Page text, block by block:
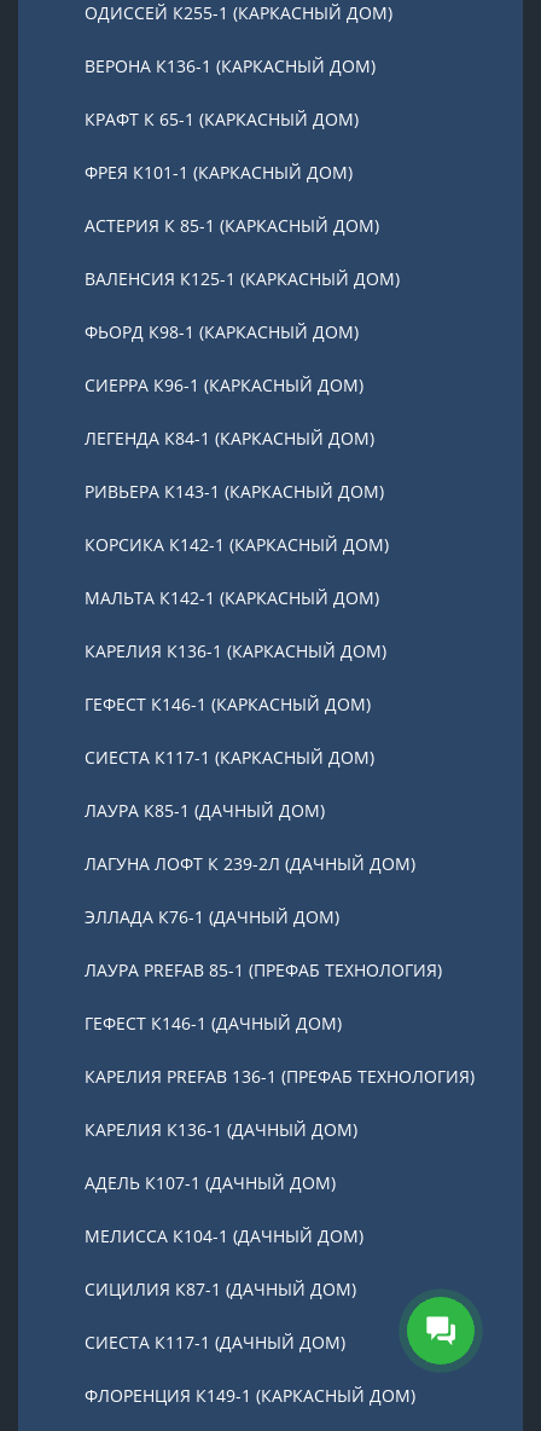
ОДИССЕЙ К255-1 (КАРКАСНЫЙ ДОМ)
ВЕРОНА К136-1 (КАРКАСНЫЙ ДОМ)
КРАФТ К 65-1 (КАРКАСНЫЙ ДОМ)
ФРЕЯ К101-1 (КАРКАСНЫЙ ДОМ)
АСТЕРИЯ К 85-1 (КАРКАСНЫЙ ДОМ)
ВАЛЕНСИЯ К125-1 (КАРКАСНЫЙ ДОМ)
ФЬОРД К98-1 (КАРКАСНЫЙ ДОМ)
СИЕРРА К96-1 (КАРКАСНЫЙ ДОМ)
ЛЕГЕНДА К84-1 (КАРКАСНЫЙ ДОМ)
РИВЬЕРА К143-1 (КАРКАСНЫЙ ДОМ)
КОРСИКА К142-1 (КАРКАСНЫЙ ДОМ)
МАЛЬТА К142-1 (КАРКАСНЫЙ ДОМ)
КАРЕЛИЯ К136-1 (КАРКАСНЫЙ ДОМ)
ГЕФЕСТ К146-1 (КАРКАСНЫЙ ДОМ)
СИЕСТА К117-1 (КАРКАСНЫЙ ДОМ)
ЛАУРА К85-1 (ДАЧНЫЙ ДОМ)
ЛАГУНА ЛОФТ К 239-2Л (ДАЧНЫЙ ДОМ)
ЭЛЛАДА К76-1 (ДАЧНЫЙ ДОМ)
ЛАУРА PREFAB 85-1 (ПРЕФАБ ТЕХНОЛОГИЯ)
ГЕФЕСТ К146-1 (ДАЧНЫЙ ДОМ)
КАРЕЛИЯ PREFAB 136-1 (ПРЕФАБ ТЕХНОЛОГИЯ)
КАРЕЛИЯ К136-1 (ДАЧНЫЙ ДОМ)
АДЕЛЬ К107-1 (ДАЧНЫЙ ДОМ)
МЕЛИССА К104-1 (ДАЧНЫЙ ДОМ)
СИЦИЛИЯ К87-1 (ДАЧНЫЙ ДОМ)
СИЕСТА К117-1 (ДАЧНЫЙ ДОМ)
ФЛОРЕНЦИЯ К149-1 (КАРКАСНЫЙ ДОМ)